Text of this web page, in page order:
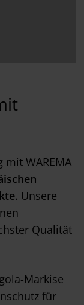
WAREMA
. Unsere
Qualität
Markise
für